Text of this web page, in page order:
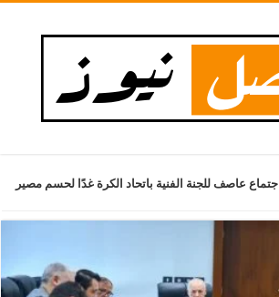
اجتماع عاصف للجنة الفنية باتحاد الكرة غدًا لحسم مصير